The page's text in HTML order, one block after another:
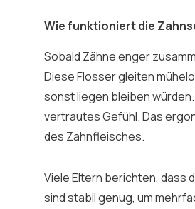
Wie funktioniert die
Sobald Zähne enger
Diese Flosser gleiten
sonst liegen bleiben
vertrautes Gefühl. Das
des Zahnfleisches.
Viele Eltern berichten, dass
sind stabil genug, um